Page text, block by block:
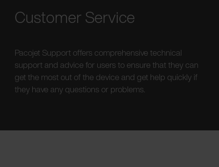
Customer Service
Pacojet Support offers comprehensive technical
support and advice for users to ensure that they can
get the most out of the device and get help quickly if
they have any questions or problems.